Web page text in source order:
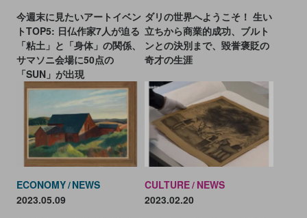
今週末に見たいアートイベン
トTOP5: 日仏作家7人が迫る
「粘土」と「身体」の関係、
サマソニ会場に50点の
「SUN」が出現
ダリの世界へようこそ！ 生い
立ちから商業的成功、ブルト
ンとの決別まで、毀誉褒貶の
奇才の生涯
ECONOMY NEWS
2023.05.09
CULTURE NEWS
2023.02.20